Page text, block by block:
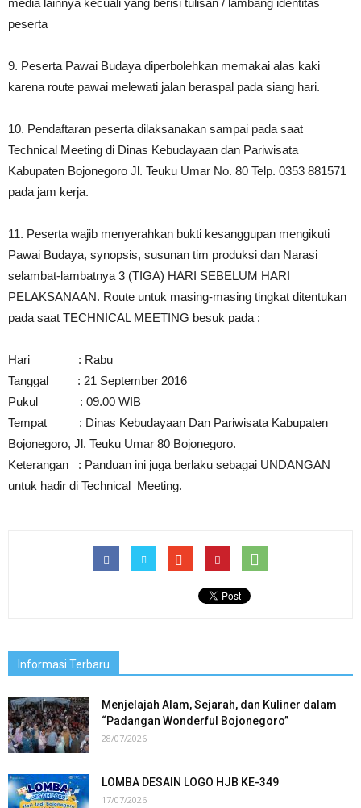
media lainnya kecuali yang berisi tulisan / lambang identitas
peserta
9. Peserta Pawai Budaya diperbolehkan memakai alas kaki
karena route pawai melewati jalan beraspal pada siang hari.
10. Pendaftaran peserta dilaksanakan sampai pada saat
Technical Meeting di Dinas Kebudayaan dan Pariwisata
Kabupaten Bojonegoro Jl. Teuku Umar No. 80 Telp. 0353 881571
pada jam kerja.
11. Peserta wajib menyerahkan bukti kesanggupan mengikuti
Pawai Budaya, synopsis, susunan tim produksi dan Narasi
selambat-lambatnya 3 (TIGA) HARI SEBELUM HARI
PELAKSANAAN. Route untuk masing-masing tingkat ditentukan
pada saat TECHNICAL MEETING besuk pada :
Hari : Rabu
Tanggal : 21 September 2016
Pukul : 09.00 WIB
Tempat : Dinas Kebudayaan Dan Pariwisata Kabupaten
Bojonegoro, Jl. Teuku Umar 80 Bojonegoro.
Keterangan : Panduan ini juga berlaku sebagai UNDANGAN
untuk hadir di Technical Meeting.
Informasi Terbaru
Menjelajah Alam, Sejarah, dan Kuliner dalam
“Padangan Wonderful Bojonegoro”
28/07/2026
LOMBA DESAIN LOGO HJB KE-349
17/07/2026